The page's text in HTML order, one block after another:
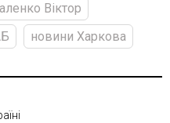
Віктор
новини Харкова